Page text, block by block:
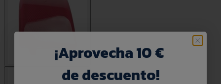
¡Aprovecha 10 €
de descuento!